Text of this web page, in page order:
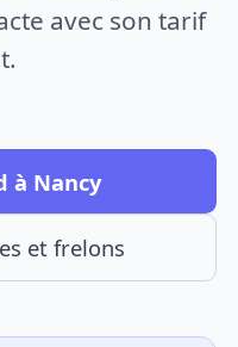
avec son tarif
à Nancy
et frelons